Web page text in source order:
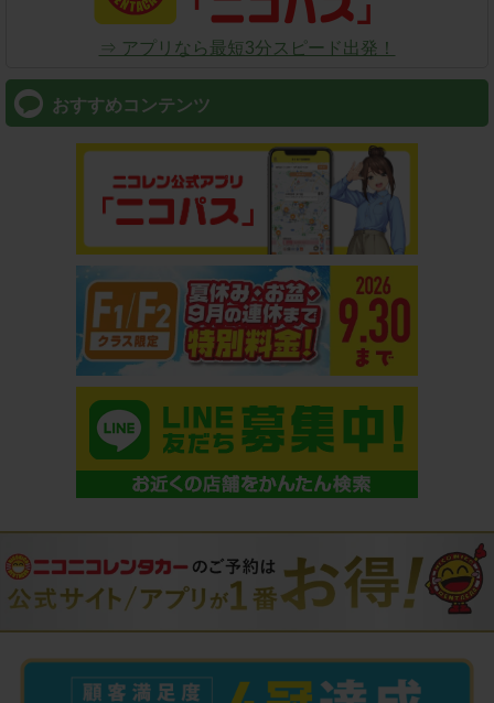
⇒ アプリなら最短3分スピード出発！
おすすめコンテンツ